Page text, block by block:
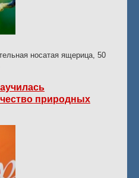
носатая ящерица, 50
природных